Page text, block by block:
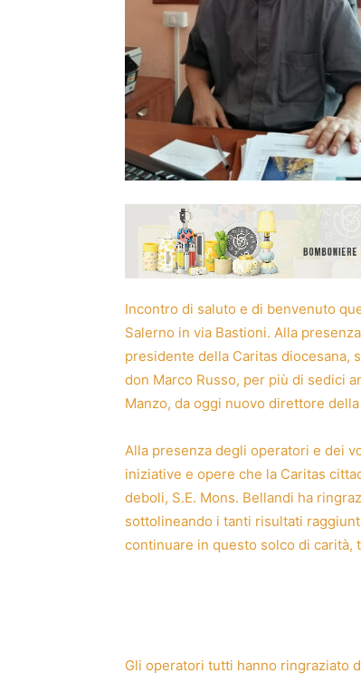
Incontro di saluto e di benvenuto
Salerno in via Bastioni. Alla
presidente della Caritas diocesana,
don Marco Russo, per più di sedici
Manzo, da oggi nuovo direttore
Alla presenza degli operatori e dei
iniziative e opere che la Caritas
deboli, S.E. Mons. Bellandi ha
sottolineando i tanti risultati
continuare in questo solco di carità,
Gli operatori tutti hanno ringraziato